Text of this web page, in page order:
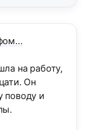
на работу,
Он
поводу и